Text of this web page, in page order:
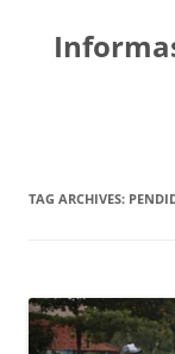
content
TAG ARCHIVES: